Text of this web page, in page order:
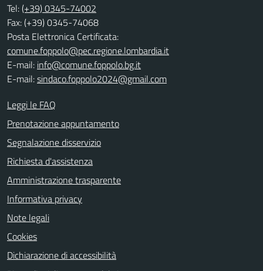
Tel:(+39) 0345-74002
Fax: (+39) 0345-74068
Posta Elettronica Certificata:
comune.foppolo@pec.regione.lombardia.it
E-mail: info@comune.foppolo.bg.it
E-mail:sindaco.foppolo2024@gmail.com
Leggi le FAQ
Prenotazione appuntamento
Segnalazione disservizio
Richiesta d'assistenza
Amministrazione trasparente
Informativa privacy
Note legali
Cookies
Dichiarazione di accessibilità